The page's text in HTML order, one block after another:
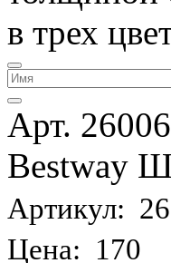
в трех
Арт. 26006
Bestway
Артикул:
Цена: 170